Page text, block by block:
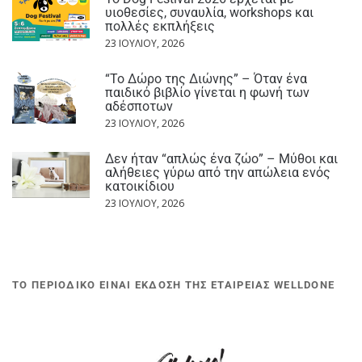
υιοθεσίες, συναυλία, workshops και
πολλές εκπλήξεις
23 ΙΟΥΛΊΟΥ, 2026
“Το Δώρο της Διώνης” – Όταν ένα
παιδικό βιβλίο γίνεται η φωνή των
αδέσποτων
23 ΙΟΥΛΊΟΥ, 2026
Δεν ήταν “απλώς ένα ζώο” – Μύθοι και
αλήθειες γύρω από την απώλεια ενός
κατοικίδιου
23 ΙΟΥΛΊΟΥ, 2026
ΤΟ ΠΕΡΙΟΔΙΚΟ ΕΙΝΑΙ ΕΚΔΟΣΗ ΤΗΣ ΕΤΑΙΡΕΙΑΣ WELLDONE